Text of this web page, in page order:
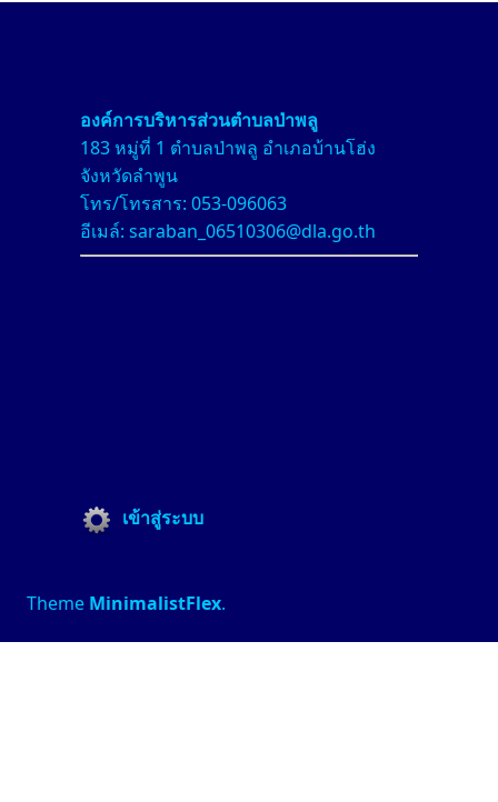
องค์การบริหารส่วนตำบลป่าพลู
183 หมู่ที่ 1 ตำบลป่าพลู อำเภอบ้านโฮ่ง
จังหวัดลำพูน
โทร/โทรสาร: 053-096063
อีเมล์: saraban_06510306@dla.go.th
เข้าสู่ระบบ
Theme MinimalistFlex.